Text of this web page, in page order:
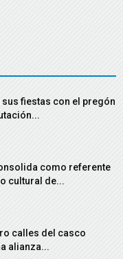
fiestas con el pregón
como referente
cultural de...
calles del casco
alianza...